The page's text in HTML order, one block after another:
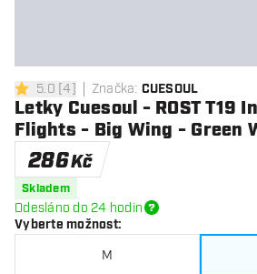
5 hodnoticí hvězdičky
5.0 [4] Značka: CUESOUL
Letky Cuesoul - ROST T19
Flights - Big Wing - Green
286Kč
Skladem
Odesláno do 24 hodin
Vyberte možnost:
M